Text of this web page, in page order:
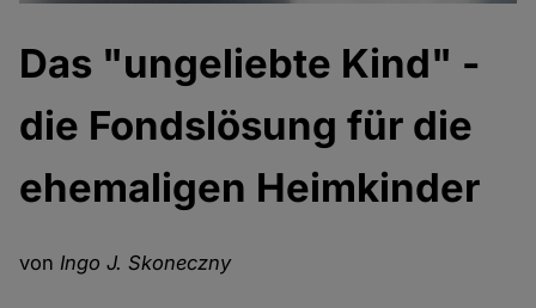
Das "ungeliebte Kind" -
die Fondslösung für die
ehemaligen Heimkinder
vonIngo J. Skoneczny